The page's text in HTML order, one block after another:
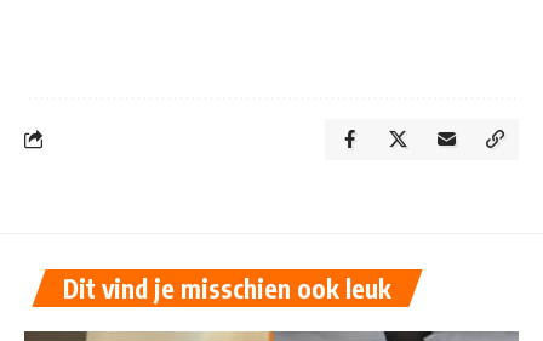
Dit vind je misschien ook leuk